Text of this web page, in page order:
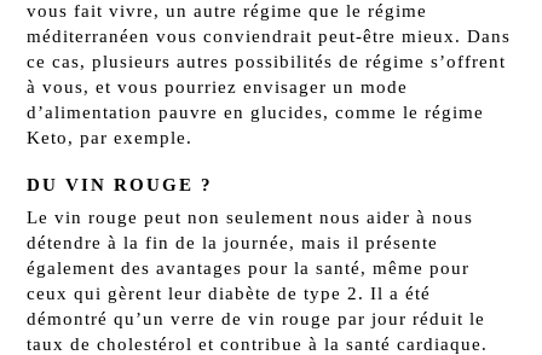
vous fait vivre, un autre régime que le régime
méditerranéen vous conviendrait peut-être mieux. Dans
ce cas, plusieurs autres possibilités de régime s’offrent
à vous, et vous pourriez envisager un mode
d’alimentation pauvre en glucides, commele régime
Keto, par exemple.
DU VIN ROUGE ?
Le vin rouge peut non seulement nous aider à nous
détendre à la fin de la journée, mais il présente
également des avantages pour la santé, même pour
ceux qui gèrent leur diabète de type 2. Il a été
démontré qu’un verre de vin rouge par jour réduit le
taux de cholestérol et contribue à la santé cardiaque.